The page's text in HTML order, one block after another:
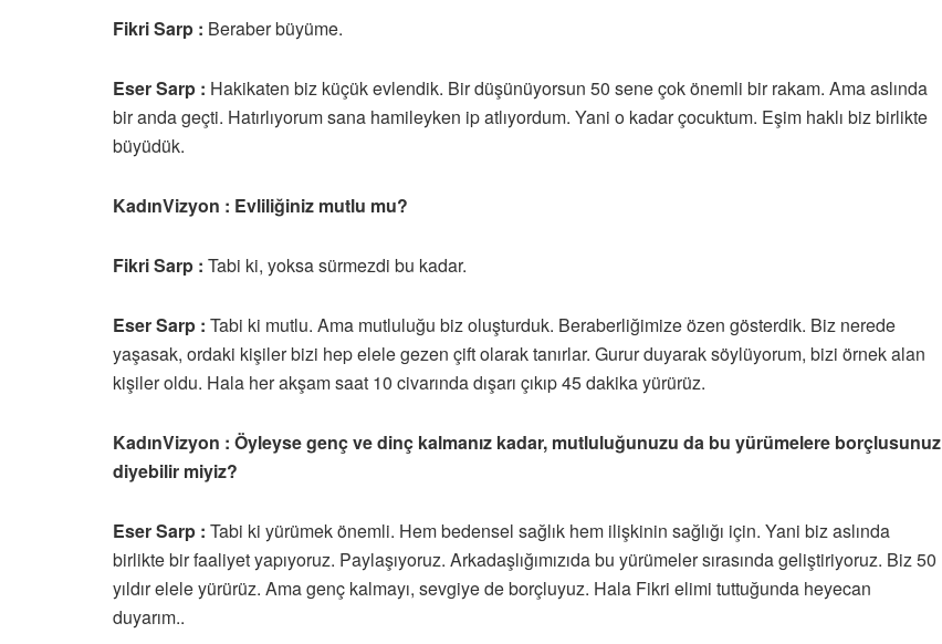
Fikri Sarp : Beraber büyüme.
Eser Sarp : Hakikaten biz küçük evlendik. Bir düşünüyorsun 50 sene çok önemli bir rakam. Ama aslında
bir anda geçti. Hatırlıyorum sana hamileyken ip atlıyordum. Yani o kadar çocuktum. Eşim haklı biz birlikte
büyüdük.
KadınVizyon : Evliliğiniz mutlu mu?
Fikri Sarp : Tabi ki, yoksa sürmezdi bu kadar.
Eser Sarp : Tabi ki mutlu. Ama mutluluğu biz oluşturduk. Beraberliğimize özen gösterdik. Biz nerede
yaşasak, ordaki kişiler bizi hep elele gezen çift olarak tanırlar. Gurur duyarak söylüyorum, bizi örnek alan
kişiler oldu. Hala her akşam saat 10 civarında dışarı çıkıp 45 dakika yürürüz.
KadınVizyon : Öyleyse genç ve dinç kalmanız kadar, mutluluğunuzu da bu yürümelere borçlusunuz
diyebilir miyiz?
Eser Sarp : Tabi ki yürümek önemli. Hem bedensel sağlık hem ilişkinin sağlığı için. Yani biz aslında
birlikte bir faaliyet yapıyoruz. Paylaşıyoruz. Arkadaşlığımızıda bu yürümeler sırasında geliştiriyoruz. Biz 50
yıldır elele yürürüz. Ama genç kalmayı, sevgiye de borçluyuz. Hala Fikri elimi tuttuğunda heyecan
duyarım..